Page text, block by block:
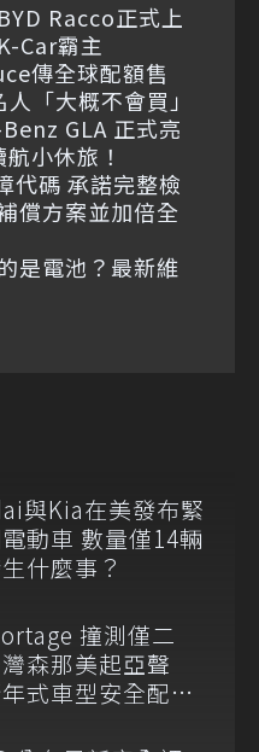
Racco正式上
Car霸主
傳全球配額售
「大概不會買」
GLA 正式亮
小休旅！
代碼 承諾完整檢
償方案並加倍全
是電池？最新維
與Kia在美發布緊
動車 數量僅14輛
什麼事？
撞測僅二
森那美起亞聲
式車型安全配備